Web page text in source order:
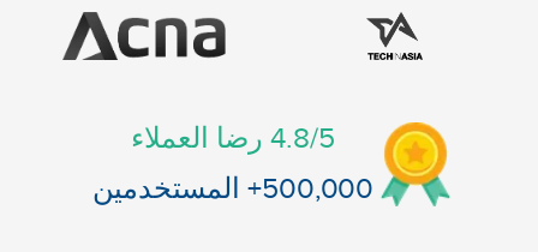
4.8/5 رضا العملاء
500,000+
المستخدمين